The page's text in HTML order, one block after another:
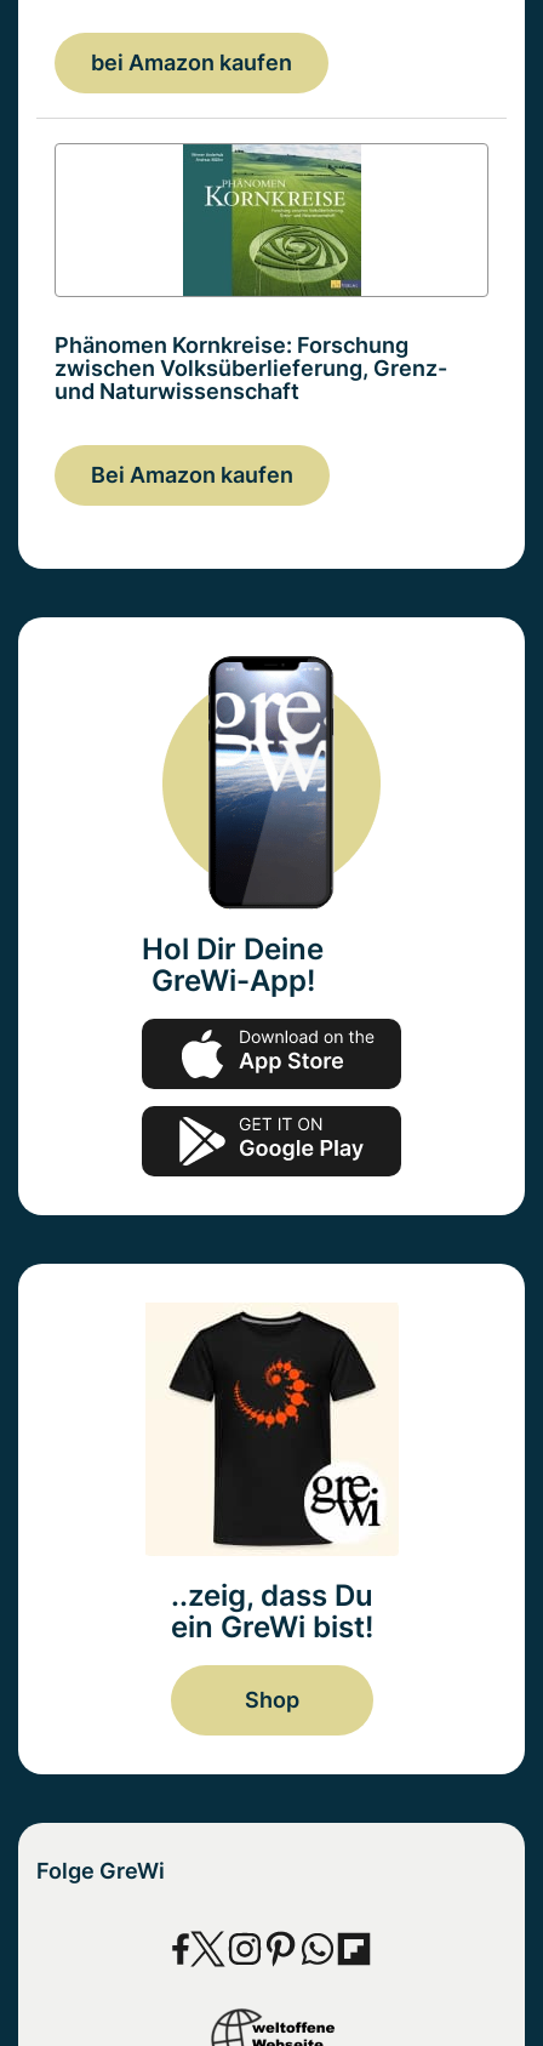
bei Amazon kaufen
Phänomen Kornkreise: Forschung
zwischen Volksüberlieferung, Grenz-
und Naturwissenschaft
Bei Amazon kaufen
Hol Dir Deine
GreWi-App!
..zeig, dass Du
ein GreWi bist!
Shop
Folge GreWi